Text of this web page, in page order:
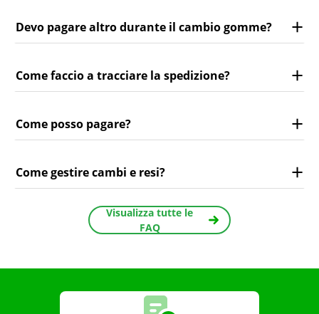
Devo pagare altro durante il cambio gomme?
Come faccio a tracciare la spedizione?
Come posso pagare?
Come gestire cambi e resi?
Visualizza tutte le
FAQ